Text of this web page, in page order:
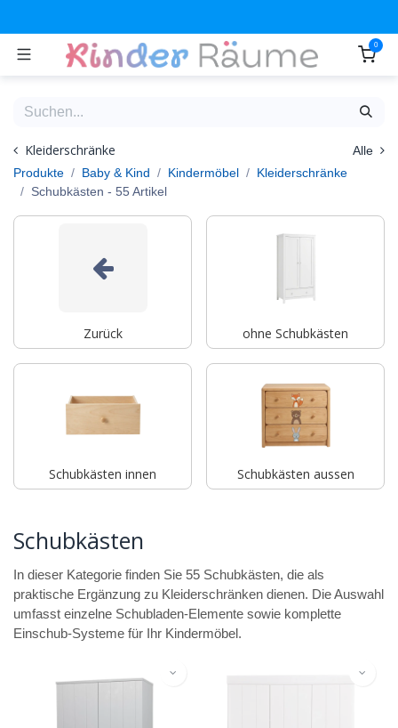
0
Kleiderschränke
Alle
Produkte
Baby & Kind Kindermöbel
Kleiderschränke
Schubkästen - 55 Artikel
Zurück ohne Schubkästen
Schubkästen innen Schubkästen aussen
Schubkästen
In dieser Kategorie finden Sie 55 Schubkästen, die als
praktische Ergänzung zu Kleiderschränken dienen. Die Auswahl
umfasst einzelne Schubladen-Elemente sowie komplette
Einschub-Systeme für Ihr Kindermöbel.